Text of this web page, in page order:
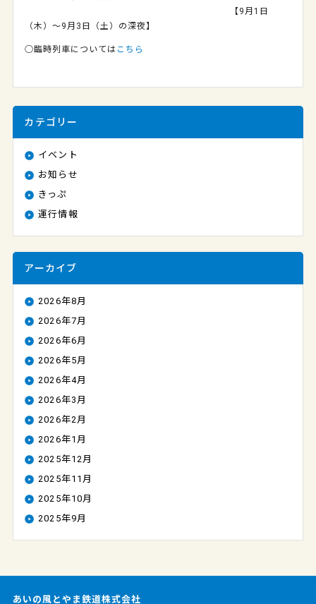
【9月1日
（木）～9月3日（土）の深夜】
○臨時列車については こちら
カテゴリー
イベント
お知らせ
きっぷ
運行情報
アーカイブ
2026年8月
2026年7月
2026年6月
2026年5月
2026年4月
2026年3月
2026年2月
2026年1月
2025年12月
2025年11月
2025年10月
2025年9月
あいの風とやま鉄道株式会社